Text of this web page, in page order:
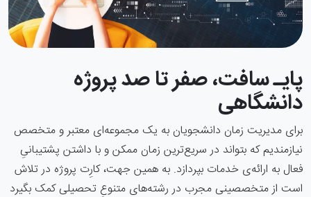
پایـ سافت، صفر تا صد پروژه
دانشگاهی
برای مدیریت زمان دانشجویان به یک مجموعه‌ای معتبر و متخصص
نیازمندیم که بتواند در سریع‌ترین زمان ممکن و با داشتن پشتیبانی‌ِ
فعال به ارائه‌ی خدمات بپردازد. به همین جهت، کارِت پروژه در تلاش
است از متخصصینی مجرب در رشته‌های متنوعِ تحصیلی کمک بگیرد